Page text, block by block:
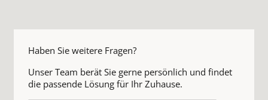
Haben Sie weitere Fragen?
Unser Team berät Sie gerne persönlich und findet
die passende Lösung für Ihr Zuhause.